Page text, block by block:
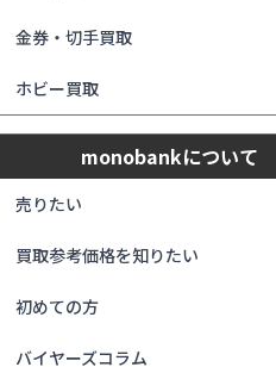
170,000円
LOUIS VUITTON キャリー
オールPM
S 340,000
金券・切手買取
ホビー買取
monobankについて
売りたい
買取参考価格を知りたい
初めての方
バイヤーズコラム